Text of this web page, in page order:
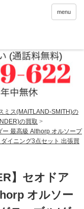
menu
ミス(MAITLAND-SMITH)の
の買取 >
ー 最高級 Althorp オルソープ
イニング3点セット 出張買
】セオドア
オルソー